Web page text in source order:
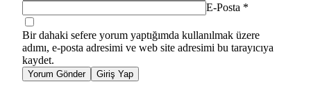
E-Posta *
Bir dahaki sefere yorum yaptığımda kullanılmak üzere
adımı, e-posta adresimi ve web site adresimi bu tarayıcıya
kaydet.
Yorum Gönder Giriş Yap